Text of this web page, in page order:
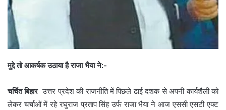
मुद्दे तो आकर्षक उठाया है राजा भैया ने:-
चर्चित बिहारउत्तर प्रदेश की राजनीति में पिछले ढाई दशक से अपनी कार्यशैली को
लेकर चर्चाओं में रहे रघुराज प्रताप सिंह उर्फ राजा भैया ने आज एससी एसटी एक्ट